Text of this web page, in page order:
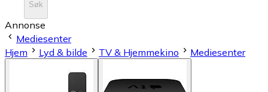
Søk
Annonse
Mediesenter
Hjem
Lyd & bilde TV & Hjemmekino Mediesenter